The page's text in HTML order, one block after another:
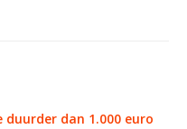
duurder dan 1.000 euro